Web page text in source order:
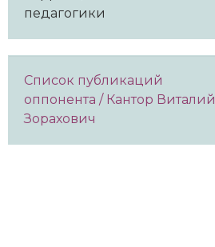
педагогики
Список публикаций
оппонента / Кантор Виталий
Зорахович